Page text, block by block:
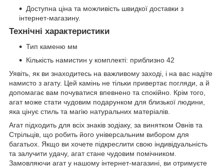
Доступна ціна та можливість швидкої доставки з
інтернет-магазину.
Технічні характеристики
Тип каменю мм
Кількість намистин у комплекті: приблизно 42
Уявіть, як ви знаходитесь на важливому заході, і на вас надіте
намисто з агату. Цей камінь не тільки привертає погляди, а й
допомагає вам почуватися впевнено та спокійно. Крім того,
агат може стати чудовим подарунком для близької людини,
яка цінує стиль та магію натуральних матеріалів.
Агат підходить для всіх знаків зодіаку, за винятком Овнів та
Стрільців, що робить його універсальним вибором для
багатьох. Якщо ви хочете підкреслити свою індивідуальність
та залучити удачу, агат стане чудовим помічником.
Замовляючи агат у нашому інтернет-магазині, ви отримуєте